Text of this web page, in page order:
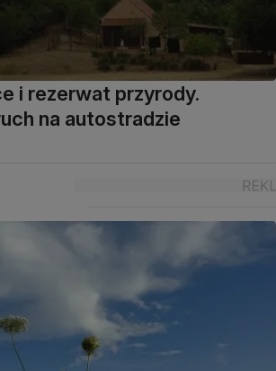
i rezerwat przyrody.
na autostradzie